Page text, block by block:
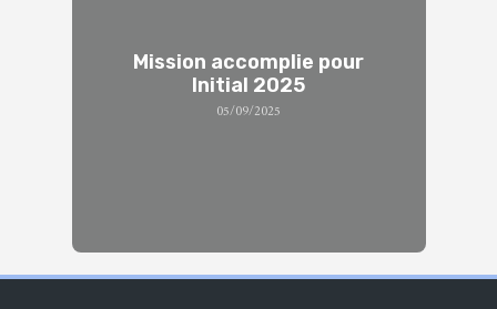
Mission accomplie pour
Initial 2025
05/09/2025